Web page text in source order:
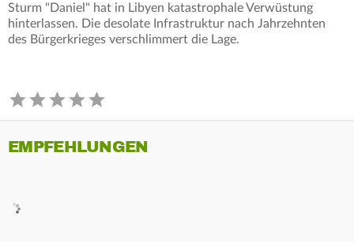
Sturm "Daniel" hat in Libyen katastrophale Verwüstung
hinterlassen. Die desolate Infrastruktur nach Jahrzehnten
des Bürgerkrieges verschlimmert die Lage.
EMPFEHLUNGEN